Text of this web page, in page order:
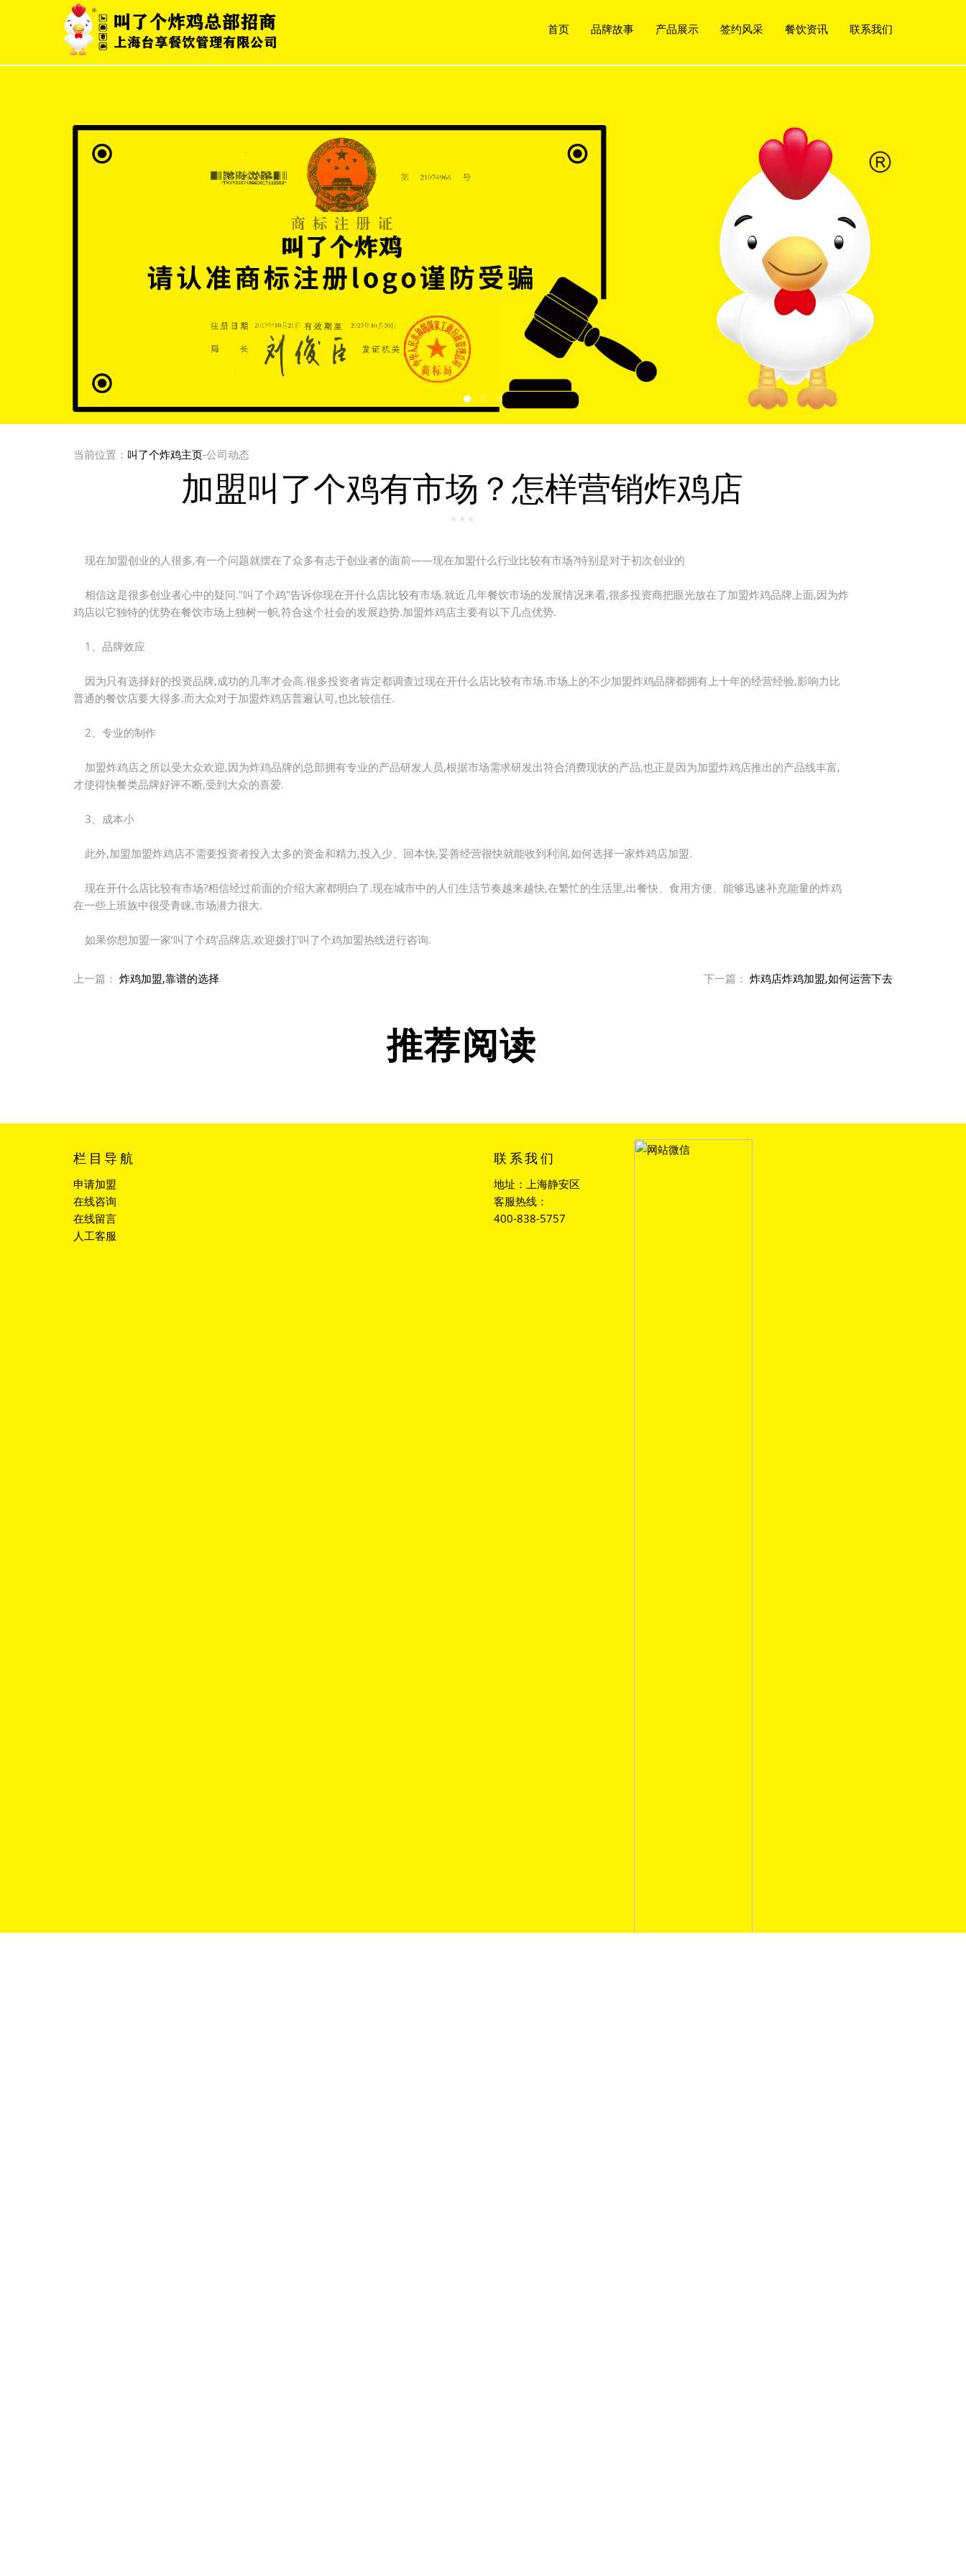
首页 品牌故事 产品展示 签约风采 餐饮资讯 联系我们
当前位置： 叫了个炸鸡主页-公司动态
加盟叫了个鸡有市场？怎样营销炸鸡店
* * *
现在加盟创业的人很多,有一个问题就摆在了众多有志于创业者的面前——现在加盟什么行业比较有市场?特别是对于初次创业的
相信这是很多创业者心中的疑问."叫了个鸡"告诉你现在开什么店比较有市场.就近几年餐饮市场的发展情况来看,很多投资商把眼光放在了加盟炸鸡品牌上面,因为炸
鸡店以它独特的优势在餐饮市场上独树一帜,符合这个社会的发展趋势.加盟炸鸡店主要有以下几点优势.
1、品牌效应
因为只有选择好的投资品牌,成功的几率才会高.很多投资者肯定都调查过现在开什么店比较有市场.市场上的不少加盟炸鸡品牌都拥有上十年的经营经验,影响力比
普通的餐饮店要大得多.而大众对于加盟炸鸡店普遍认可,也比较信任.
2、专业的制作
加盟炸鸡店之所以受大众欢迎,因为炸鸡品牌的总部拥有专业的产品研发人员,根据市场需求研发出符合消费现状的产品,也正是因为加盟炸鸡店推出的产品线丰富,
才使得快餐类品牌好评不断,受到大众的喜爱.
3、成本小
此外,加盟加盟炸鸡店不需要投资者投入太多的资金和精力,投入少、回本快,妥善经营很快就能收到利润,如何选择一家炸鸡店加盟.
现在开什么店比较有市场?相信经过前面的介绍大家都明白了.现在城市中的人们生活节奏越来越快,在繁忙的生活里,出餐快、食用方便、能够迅速补充能量的炸鸡
在一些上班族中很受青睐,市场潜力很大.
如果你想加盟一家‘叫了个鸡’品牌店,欢迎拨打‘叫了个鸡加盟热线进行咨询.
上一篇： 炸鸡加盟,靠谱的选择 下一篇： 炸鸡店炸鸡加盟,如何运营下去
推荐阅读
栏目导航
申请加盟
在线咨询
在线留言
人工客服
联系我们
地址：上海静安区
客服热线：
400-838-5757